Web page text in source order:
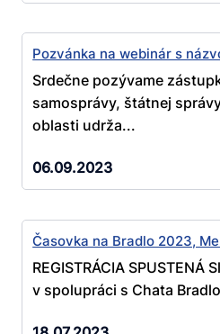
Pozvánka na webinár s
Srdečne pozývame
samosprávy, štátnej
oblasti udrža...
06.09.2023
Časovka na Bradlo 2023,
REGISTRÁCIA
v spolupráci s Chata